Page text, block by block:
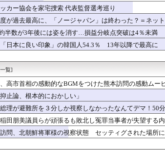
園で「座り込んで闘う！」と意気込むも… → 警察...
で仕事がつまらなくなった」
商品を持ち出し「ドローン攻撃で焼失した」として処...
目標株価は信用できるか？ゲーム部門新設は期待でき...
ン（時価およそ330万円相当）盗んだなど、ベ...
行しギネス記録を達成、無駄な発電や送...
ら良かったね 〜 れいわ信者「“れいわ信者”や“...
り、「地獄すぎて完全にコントになってる……」と衝...
税を0％にできません！」 → X民「指定ゴミ袋を...
をすべてメジャー株に注ぎ込めば配当金で暮らせそう...
棄しなければロシア侵攻しなかった」！
がなさすぎて史上初めて韓国台湾に輸出額抜かされ
ールｗｗｗｗ
児童を警察が取り押さえて無理矢理、排除しました！...
が伸びで日本経済ホクホク！」⇒ 世界に売る物が無...
カー協会を家宅捜索 代表監督選考巡り
が過去最高に、「ノージャパン」は終わった？＝ネット
半数が3年後には姿を消す…損益分岐点突破は4％未満
「日本に良い印象」の韓国人54.3％ 13年以降で最高に
覧]
、高市首相の感動的なBGMをつけた熊本訪問の感動ムー
止論、根本的におかしい」
理が避難所を３分しか視察しなかったなんてデマ！
田朋美議員らが頑張るも敗北し冤罪当事者が失望する
問、北朝鮮将軍様の視察状態 セッティグされた場所